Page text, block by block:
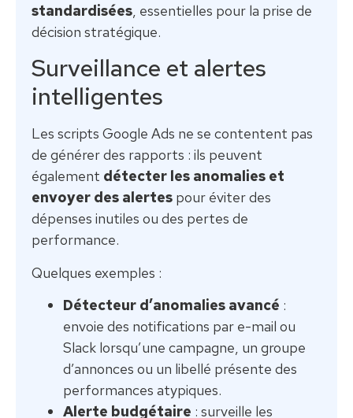
standardisées, essentielles pour la prise de
décision stratégique.
Surveillance et alertes
intelligentes
Les scripts Google Ads ne se contentent pas
de générer des rapports : ils peuvent
également détecter les anomalies et
envoyer des alertes pour éviter des
dépenses inutiles ou des pertes de
performance.
Quelques exemples :
Détecteur d’anomalies avancé :
envoie des notifications par e-mail ou
Slack lorsqu’une campagne, un groupe
d’annonces ou un libellé présente des
performances atypiques.
Alerte budgétaire : surveille les